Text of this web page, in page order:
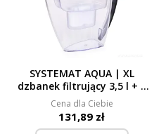
SYSTEMAT AQUA | XL
dzbanek filtrujący 3,5 l + 1
filtr wodny GRATIS | czysta i
smaczna woda bez chloru |
czarny
Cena dla Ciebie
131,89 zł